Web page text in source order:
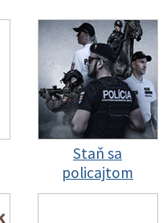
Staň sa
policajtom